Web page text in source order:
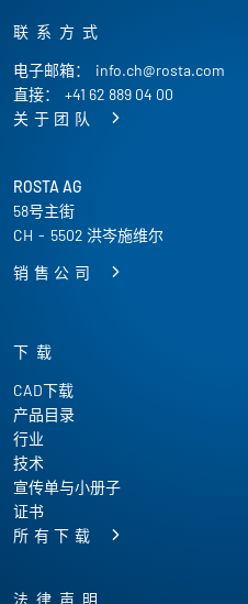
联系方式
电子邮箱：
info.ch@rosta.com
直接：
+41 62 889 04 00
关于团队
下载
CAD下载
产品目录
行业
技术
宣传单与小册子
证书
所有下载
法律声明
ROSTA AG
58号主街
CH - 5502 洪岑施维尔
销售公司